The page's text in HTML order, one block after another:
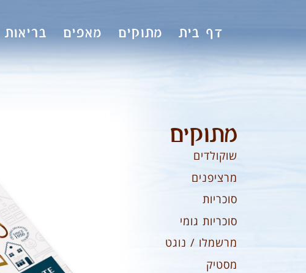
דף בית מתוקים מאפים בריאות
מתוקים
שוקולדים
מרציפנים
סוכריות
סוכריות גומי
מרשמלו / נוגט
מסטיק